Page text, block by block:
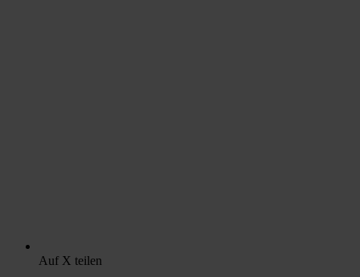
Auf X teilen